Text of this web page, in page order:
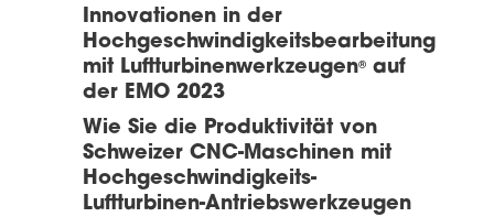
Innovationen in der
Hochgeschwindigkeitsbearbeitung
mit Luftturbinenwerkzeugen®
auf
der EMO 2023
Wie Sie die Produktivität von
Schweizer CNC-Maschinen mit
Hochgeschwindigkeits-
Luftturbinen-Antriebswerkzeugen